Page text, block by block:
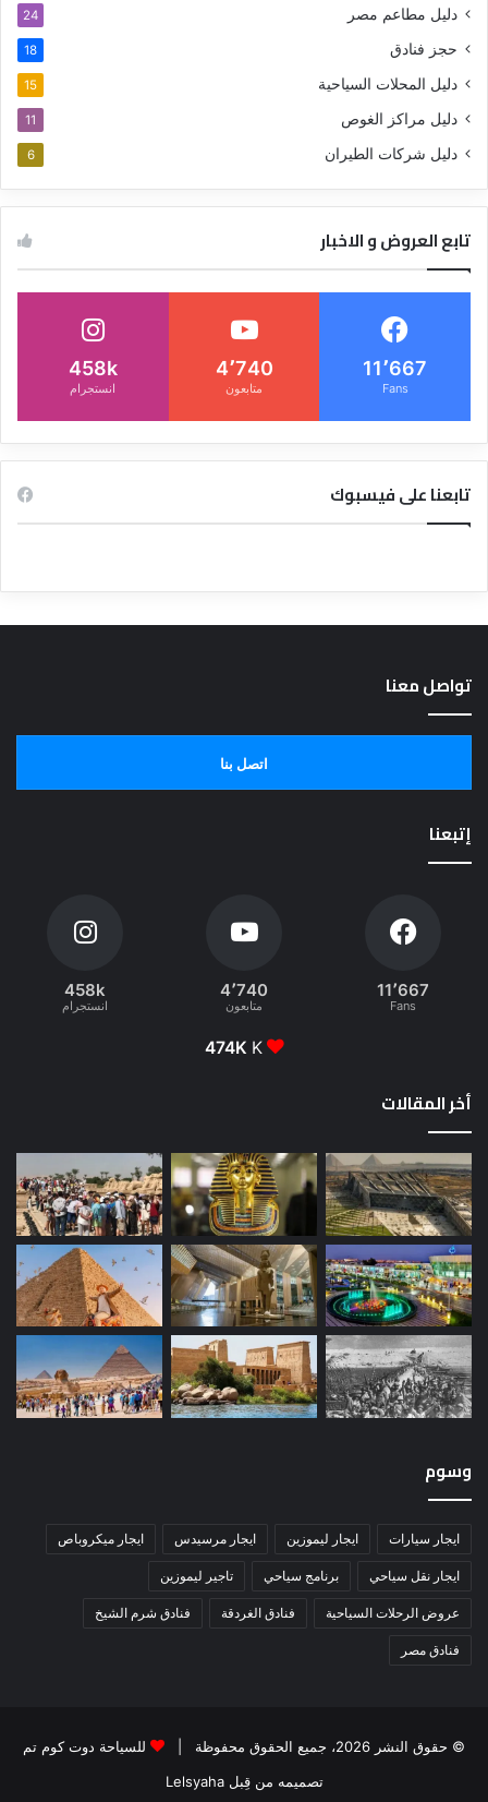
دليل مطاعم مصر 24
حجز فنادق 18
دليل المحلات السياحية 15
دليل مراكز الغوص 11
دليل شركات الطيران 6
تابع العروض و الاخبار
11٬667
Fans
4٬740
متابعون
458k
انستجرام
تابعنا على فيسبوك
تواصل معنا
اتصل بنا
إتبعنا
11٬667
Fans
4٬740
متابعون
458k
انستجرام
474K K
أخر المقالات
وسوم
ايجار سيارات ايجار ليموزين ايجار مرسيدس ايجار ميكروباص
ايجار نقل سياحي برنامج سياحي تاجير ليموزين
عروض الرحلات السياحية فنادق الغردقة فنادق شرم الشيخ
فنادق مصر
© حقوق النشر 2026، جميع الحقوق محفوظة |
للسياحة دوت كوم تم
تصميمه من قِبل Lelsyaha